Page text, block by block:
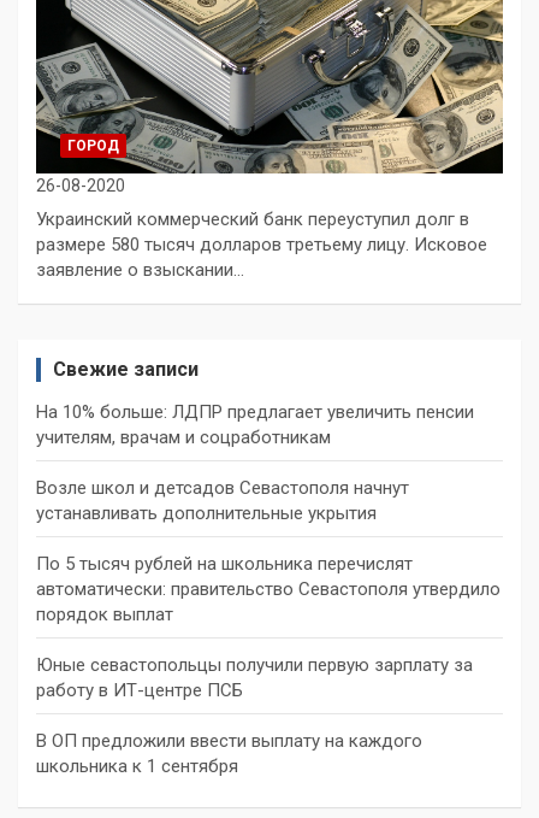
ГОРОД
26-08-2020
Украинский коммерческий банк переуступил долг в
размере 580 тысяч долларов третьему лицу. Исковое
заявление о взыскании…
Свежие записи
На 10% больше: ЛДПР предлагает увеличить пенсии
учителям, врачам и соцработникам
Возле школ и детсадов Севастополя начнут
устанавливать дополнительные укрытия
По 5 тысяч рублей на школьника перечислят
автоматически: правительство Севастополя утвердило
порядок выплат
Юные севастопольцы получили первую зарплату за
работу в ИТ-центре ПСБ
В ОП предложили ввести выплату на каждого
школьника к 1 сентября